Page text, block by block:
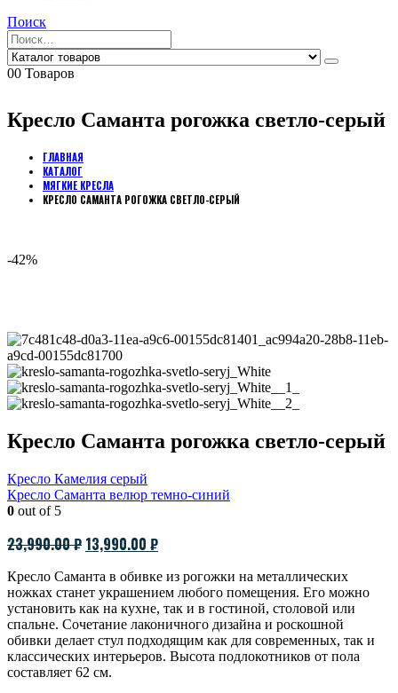
Поиск
00 Товаров
Кресло Саманта рогожка светло-серый
ГЛАВНАЯ
КАТАЛОГ
МЯГКИЕ КРЕСЛА
КРЕСЛО САМАНТА РОГОЖКА СВЕТЛО-СЕРЫЙ
-42%
Кресло Саманта рогожка светло-серый
Кресло Камелия серый
Кресло Саманта велюр темно-синий
0 out of 5
23,990.00₽ Первоначальная
составляла
23,990.00 ₽.
13,990.00 ₽Текущая
13,990.00 ₽.
Кресло Саманта в обивке из рогожки на металлических
ножках станет украшением любого помещения. Его можно
установить как на кухне, так и в гостиной, столовой или
спальне. Сочетание лаконичного дизайна и роскошной
обивки делает стул подходящим как для современных, так и
классических интерьеров. Высота подлокотников от пола
составляет 62 см.